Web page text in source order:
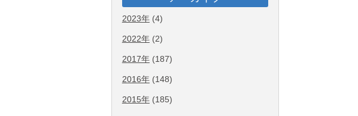
2023年(4)
2022年(2)
2017年(187)
2016年(148)
2015年(185)